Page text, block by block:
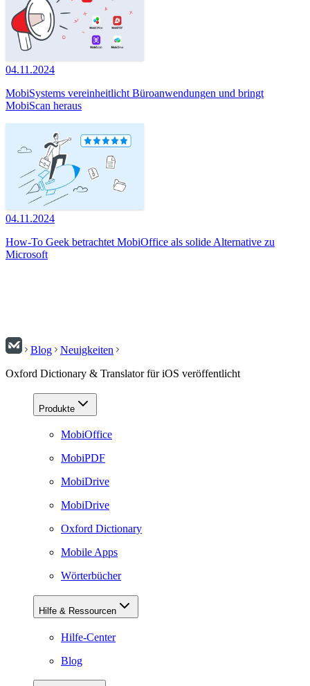
04.11.2024
MobiSystems vereinheitlicht Büroanwendungen und bringt
MobiScan heraus
04.11.2024
How-To Geek betrachtet MobiOffice als solide Alternative zu
Microsoft
Blog
Neuigkeiten
Oxford Dictionary & Translator für iOS veröffentlicht
Produkte
MobiOffice
MobiPDF
MobiDrive
MobiDrive
Oxford Dictionary
Mobile Apps
Wörterbücher
Hilfe & Ressourcen
Hilfe-Center
Blog